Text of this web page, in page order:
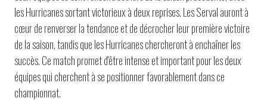
les Hurricanes sortant victorieux à deux reprises. Les Serval auront à
cœur de renverser la tendance et de décrocher leur première victoire
de la saison, tandis que les Hurricanes chercheront à enchaîner les
succès. Ce match promet d'être intense et important pour les deux
équipes qui cherchent à se positionner favorablement dans ce
championnat.